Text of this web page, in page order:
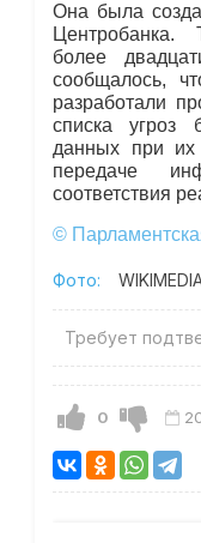
Она была
Центробанка.
более
сообщалось,
разработали
списка угроз
данных при их
передаче
соответствия
©
Фото:
Требует
0